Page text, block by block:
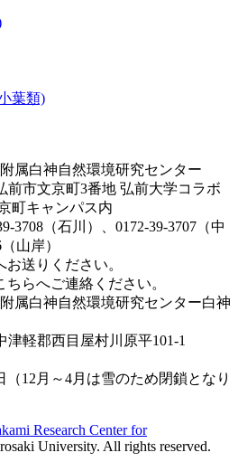
葉類)
属白神自然環境研究センター
前市文京町3番地 弘前大学コラボ
町キャンパス内
3708（石川）、0172-39-3707（中
山岸）
送りください。
らへご連絡ください。
属白神自然環境研究センター白神
津軽郡西目屋村川原平101-1
12月～4月は雪のため閉鎖となり
Research Center for
University. All rights reserved.